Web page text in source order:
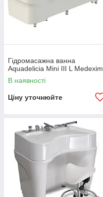
Гідромасажна ванна
Aquadelicia Mini III L Medexim
В наявності
Ціну уточнюйте